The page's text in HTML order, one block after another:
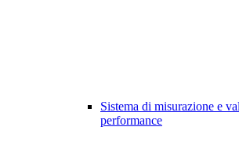
Sistema di misurazione e
performance